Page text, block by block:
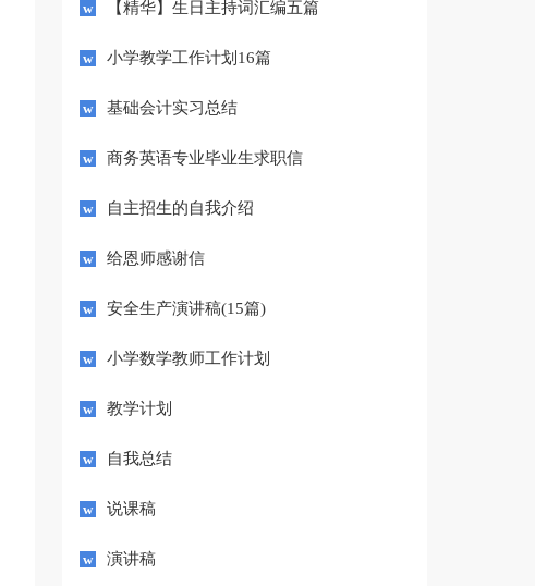
【精华】生日主持词汇编五篇
小学教学工作计划16篇
基础会计实习总结
商务英语专业毕业生求职信
自主招生的自我介绍
给恩师感谢信
安全生产演讲稿(15篇)
小学数学教师工作计划
教学计划
自我总结
说课稿
演讲稿